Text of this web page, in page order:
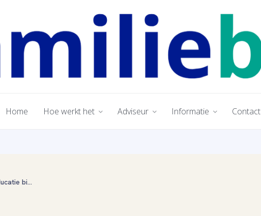
Home Hoe werkt het Adviseur Informatie Contact
Het belang van financiële educatie binnen jouw familie